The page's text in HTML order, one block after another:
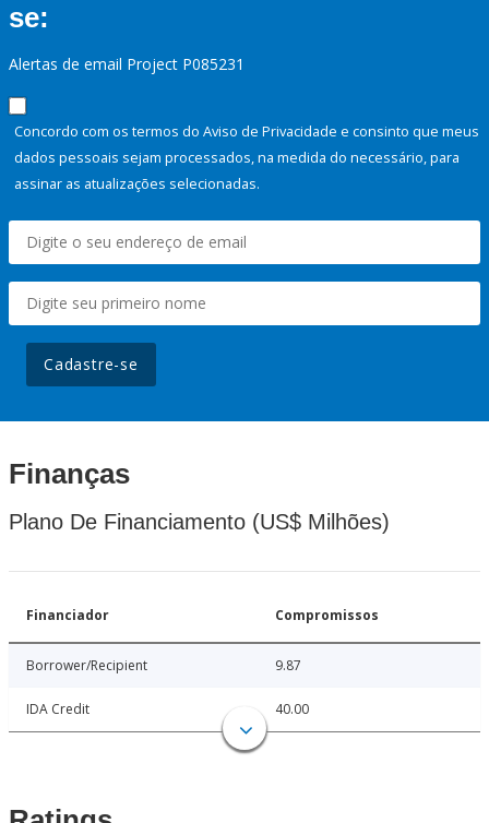
se:
Alertas de email Project P085231
Concordo com os termos do Aviso de Privacidade e consinto que meus
dados pessoais sejam processados, na medida do necessário, para
assinar as atualizações selecionadas.
Cadastre-se
Finanças
Plano De Financiamento (US$ Milhões)
Financiador Compromissos
Borrower/Recipient 9.87
IDA Credit 40.00